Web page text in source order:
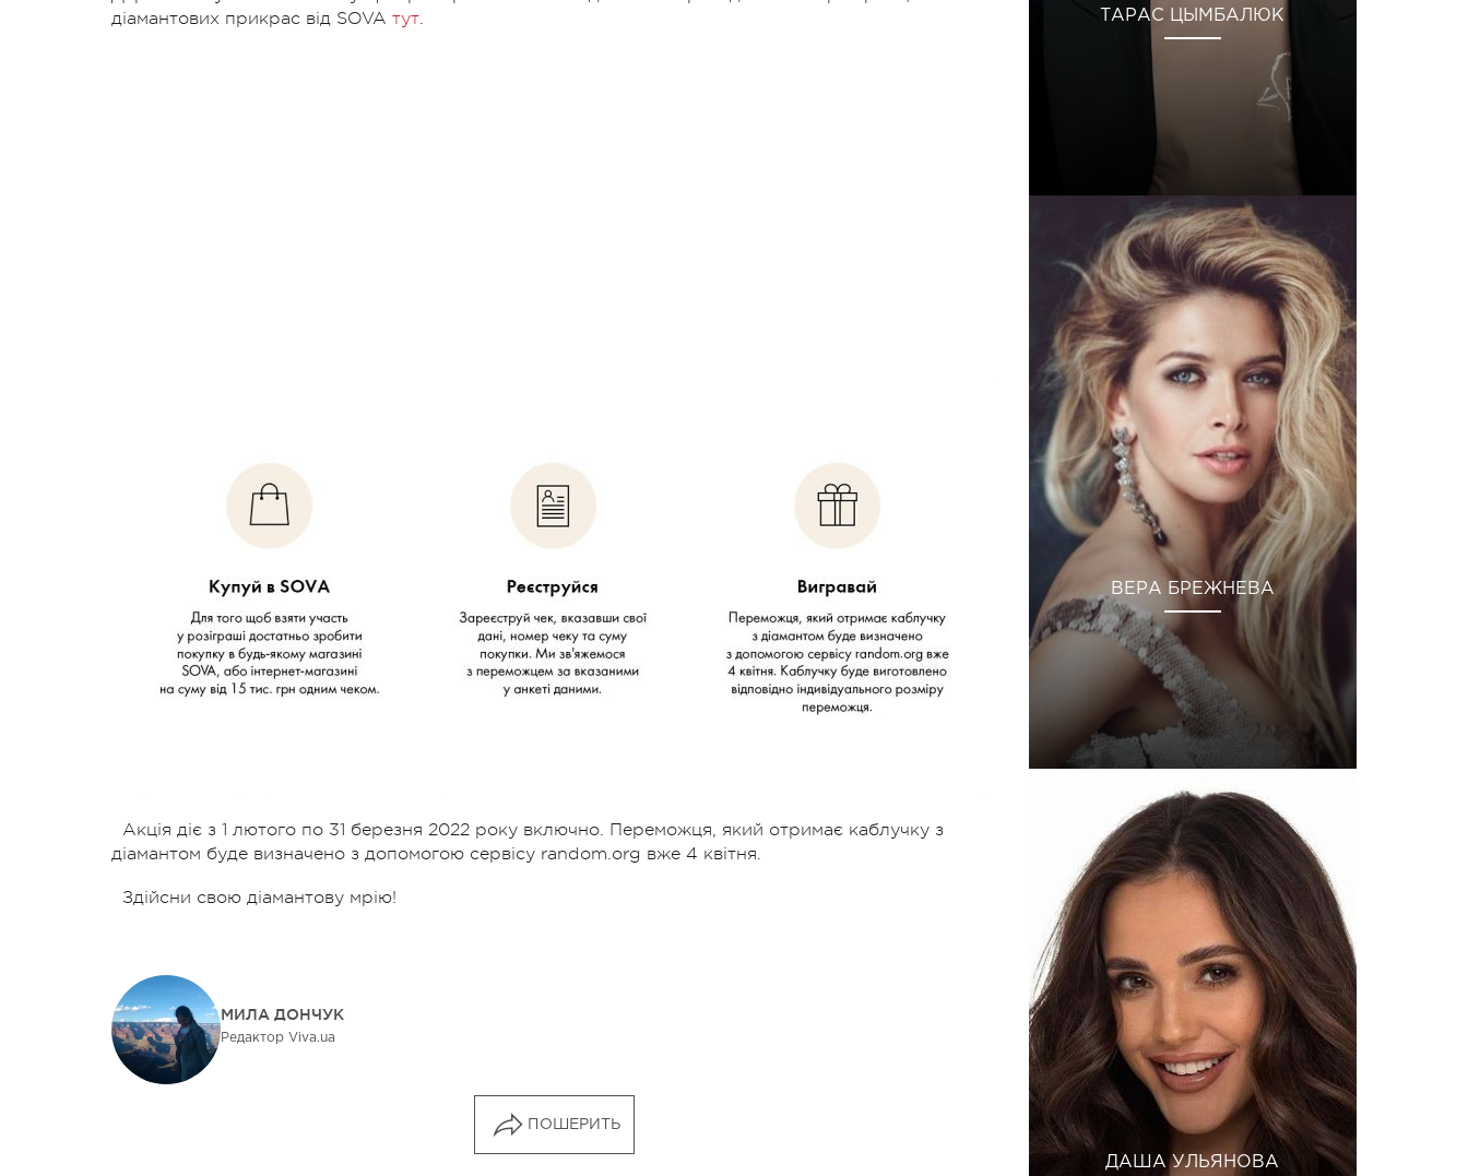
діамантових прикрас від SOVA тут.
Акція діє з 1 лютого по 31 березня 2022 року включно. Переможця, який отримає каблучку з
діамантом буде визначено з допомогою сервісу random.org вже 4 квітня.
Здійсни свою діамантову мрію!
МИЛА ДОНЧУК
Редактор Viva.ua
ПОШЕРИТЬ
ТАРАС ЦЫМБАЛЮК
ВЕРА БРЕЖНЕВА
ДАША УЛЬЯНОВА